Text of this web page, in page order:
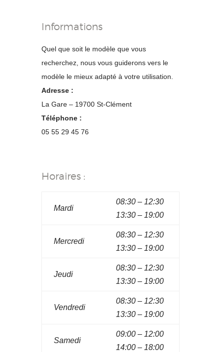
Informations
Quel que soit le modèle que vous
recherchez, nous vous guiderons vers le
modèle le mieux adapté à votre utilisation.
Adresse :
La Gare – 19700 St-Clément
Téléphone :
05 55 29 45 76
Horaires :
Mardi
08:30 – 12:30
13:30 – 19:00
Mercredi
08:30 – 12:30
13:30 – 19:00
Jeudi
08:30 – 12:30
13:30 – 19:00
Vendredi
08:30 – 12:30
13:30 – 19:00
Samedi
09:00 – 12:00
14:00 – 18:00